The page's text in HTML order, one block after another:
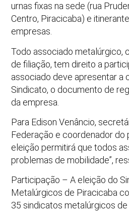
urnas fixas na sede (rua
Centro, Piracicaba) e
empresas.
Todo associado metalúrgico,
de filiação, tem direito a
associado deve apresentar a
Sindicato, o documento de
da empresa.
Para Edison Venâncio,
Federação e coordenador do
eleição permitirá que todos
problemas de mobilidade”,
Participação – A eleição do
Metalúrgicos de Piracicaba
35 sindicatos metalúrgicos